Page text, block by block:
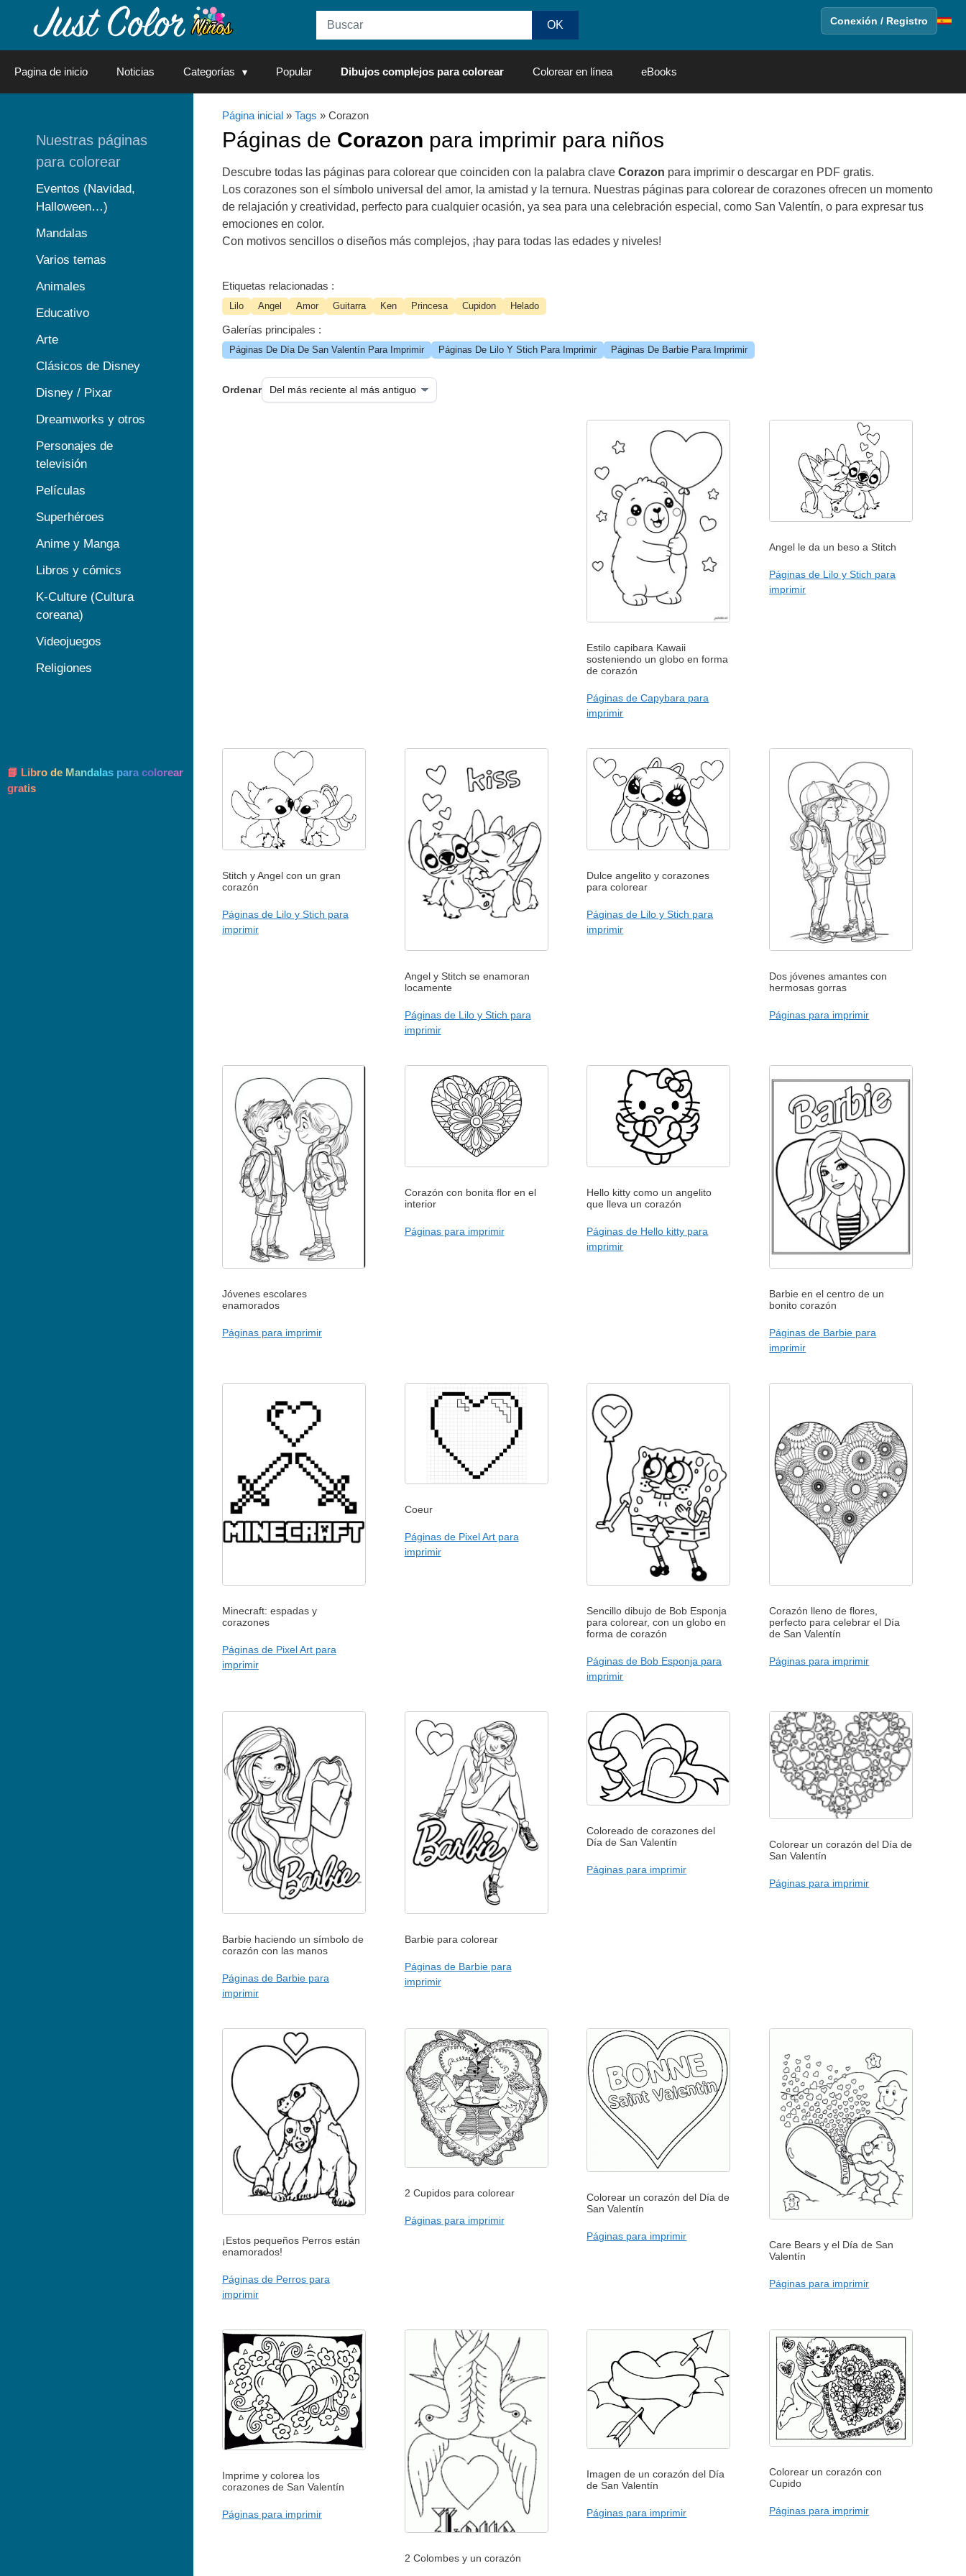
Conexión / Registro
Pagina de inicio Noticias Categorías Popular Dibujos complejos para colorear Colorear en línea eBooks
Página inicial» Tags » Corazon
Páginas de Corazon para imprimir para niños
Descubre todas las páginas para colorear que coinciden con la palabra clave Corazon para imprimir o descargar en PDF gratis.
Los corazones son el símbolo universal del amor, la amistad y la ternura. Nuestras páginas para colorear de corazones ofrecen un momento
de relajación y creatividad, perfecto para cualquier ocasión, ya sea para una celebración especial, como San Valentín, o para expresar tus
emociones en color.
Con motivos sencillos o diseños más complejos, ¡hay para todas las edades y niveles!
Etiquetas relacionadas :
Lilo Angel Amor Guitarra Ken Princesa Cupidon Helado
Galerías principales :
Páginas De Día De San Valentín Para Imprimir Páginas De Lilo Y Stich Para Imprimir Páginas De Barbie Para Imprimir
Ordenar
Estilo capibara Kawaii
sosteniendo un globo en forma
de corazón
Páginas de Capybara para
imprimir
Angel le da un beso a Stitch
Páginas de Lilo y Stich para
imprimir
Stitch y Angel con un gran
corazón
Páginas de Lilo y Stich para
imprimir
Angel y Stitch se enamoran
locamente
Páginas de Lilo y Stich para
imprimir
Dulce angelito y corazones
para colorear
Páginas de Lilo y Stich para
imprimir
Dos jóvenes amantes con
hermosas gorras
Páginas para imprimir
Jóvenes escolares
enamorados
Páginas para imprimir
Corazón con bonita flor en el
interior
Páginas para imprimir
Hello kitty como un angelito
que lleva un corazón
Páginas de Hello kitty para
imprimir
Barbie en el centro de un
bonito corazón
Páginas de Barbie para
imprimir
Minecraft: espadas y
corazones
Páginas de Pixel Art para
imprimir
Coeur
Páginas de Pixel Art para
imprimir
Sencillo dibujo de Bob Esponja
para colorear, con un globo en
forma de corazón
Páginas de Bob Esponja para
imprimir
Corazón lleno de flores,
perfecto para celebrar el Día
de San Valentín
Páginas para imprimir
Barbie haciendo un símbolo de
corazón con las manos
Páginas de Barbie para
imprimir
Barbie para colorear
Páginas de Barbie para
imprimir
Coloreado de corazones del
Día de San Valentín
Páginas para imprimir
Colorear un corazón del Día de
San Valentín
Páginas para imprimir
¡Estos pequeños Perros están
enamorados!
Páginas de Perros para
imprimir
2 Cupidos para colorear
Páginas para imprimir
Colorear un corazón del Día de
San Valentín
Páginas para imprimir
Care Bears y el Día de San
Valentín
Páginas para imprimir
Imprime y colorea los
corazones de San Valentín
Páginas para imprimir
2 Colombes y un corazón
Imagen de un corazón del Día
de San Valentín
Páginas para imprimir
Colorear un corazón con
Cupido
Páginas para imprimir
Nuestras páginas
para colorear
Eventos (Navidad,
Halloween…)
Mandalas
Varios temas
Animales
Educativo
Arte
Clásicos de Disney
Disney / Pixar
Dreamworks y otros
Personajes de
televisión
Películas
Superhéroes
Anime y Manga
Libros y cómics
K-Culture (Cultura
coreana)
Videojuegos
Religiones
📘 Libro de Mandalas para colorear
gratis